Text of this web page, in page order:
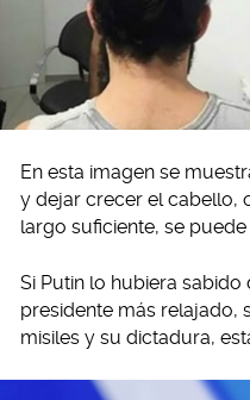
En esta imagen se
y dejar crecer el cabello,
largo suficiente, se
Si Putin lo hubiera sabido
presidente más relajado,
misiles y su dictadura,